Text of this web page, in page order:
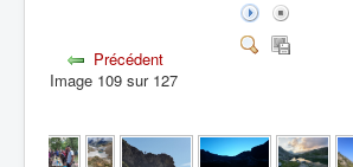
Précédent
Image 109 sur 127